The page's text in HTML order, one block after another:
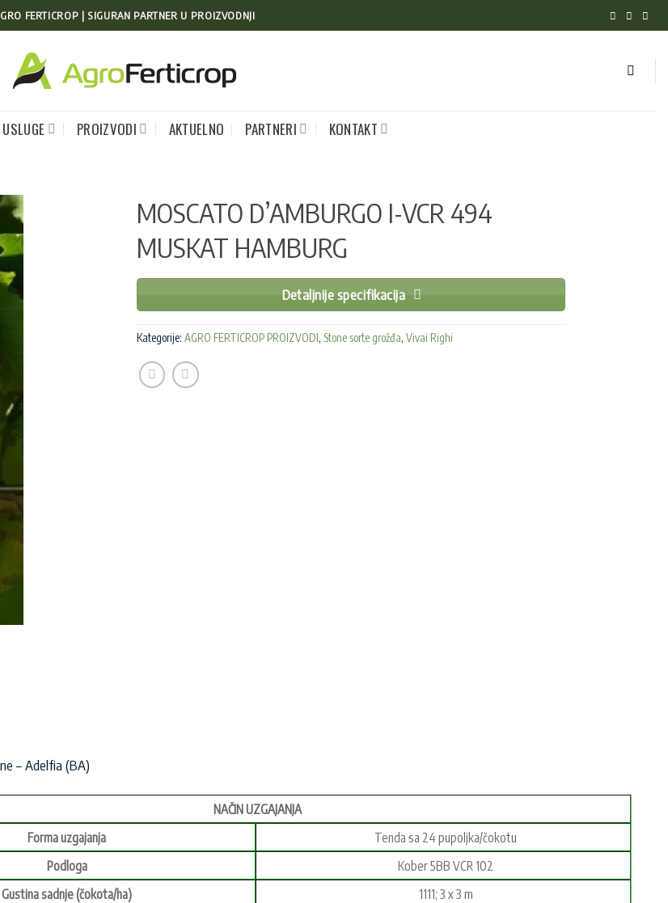
FERTICROP | SIGURAN PARTNER U PROIZVODNJI
USLUGE PROIZVODI AKTUELNO PARTNERI KONTAKT
MOSCATO D’AMBURGO I-VCR 494
MUSKAT HAMBURG
Detaljnije specifikacija
Kategorije: AGRO FERTICROP PROIZVODI, Stone sorte grožđa, Vivai Righi
– Adelfia (BA)
NAČIN UZGAJANJA
Forma uzgajanja
Tenda sa 24 pupoljka/čokotu
Podloga
Kober 5BB VCR 102
Gustina sadnje (čokota/ha)
1111; 3 x 3 m